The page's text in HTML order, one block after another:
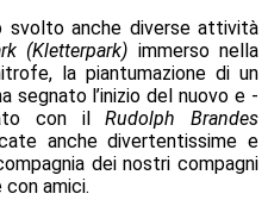
svolto anche diverse attività
(Kletterpark) immerso nella
la piantumazione di un
segnato l’inizio del nuovo e -
con ilRudolph Brandes
anche divertentissime e
dei nostri compagni
amici.